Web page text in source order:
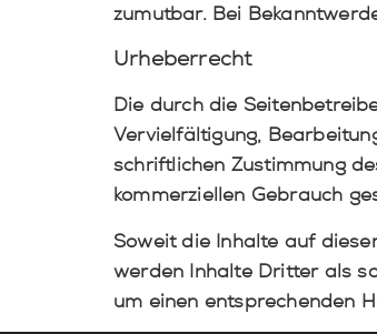
zumutbar. Bei
Urheberrecht
Die durch die
Vervielfältigung,
schriftlichen Zustimmung
kommerziellen Gebrauch
Soweit die Inhalte auf
werden Inhalte Dritter als
um einen entsprechenden